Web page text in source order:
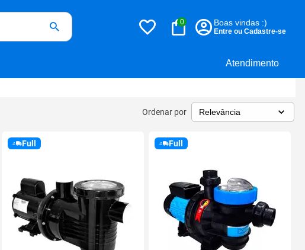
Atendimento
0 Boas vindas :)
Entre ou Cadastre-se
Ordenar por
Full Full